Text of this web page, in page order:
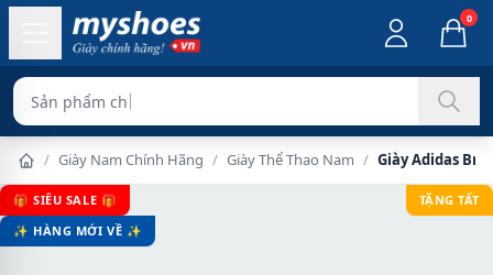
0
Sản phẩm chính hãng 1
/ Giày Nam Chính Hãng / Giày Thể Thao Nam / Giày Adidas
🎁 SIÊU SALE 🎁
✨ HÀNG MỚI VỀ ✨
TẶNG TẤT